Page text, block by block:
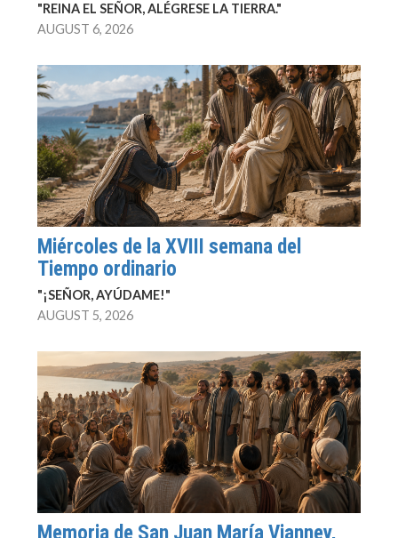
"REINA EL SEÑOR, ALÉGRESE LA TIERRA."
AUGUST 6, 2026
Miércoles de la XVIII semana del
Tiempo ordinario
"¡SEÑOR, AYÚDAME!"
AUGUST 5, 2026